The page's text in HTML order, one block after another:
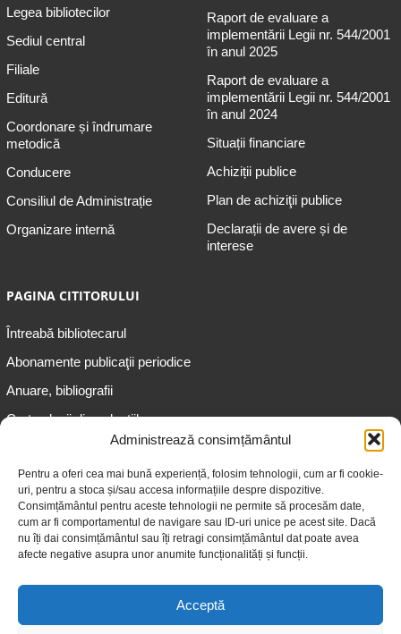
Administrează consimțământul
Pentru a oferi cea mai bună experiență, folosim tehnologii, cum ar fi cookie-
uri, pentru a stoca și/sau accesa informațiile despre dispozitive.
Consimțământul pentru aceste tehnologii ne permite să procesăm date,
cum ar fi comportamentul de navigare sau ID-uri unice pe acest site. Dacă
nu îți dai consimțământul sau îți retragi consimțământul dat poate avea
afecte negative asupra unor anumite funcționalități și funcții.
Acceptă
Legea bibliotecilor
Sediul central
Filiale
Editură
Coordonare și îndrumare
metodică
Conducere
Consiliul de Administrație
Organizare internă
Raport de evaluare a
implementării Legii nr. 544/2001
în anul 2025
Raport de evaluare a
implementării Legii nr. 544/2001
în anul 2024
Situații financiare
Achiziții publice
Plan de achiziţii publice
Declarații de avere și de
interese
PAGINA CITITORULUI
Întreabă bibliotecarul
Abonamente publicaţii periodice
Anuare, bibliografii
Cartea lunii din colecțiile
Informații pentru adolescenți
Informații pentru adulți
Informații pentru seniori